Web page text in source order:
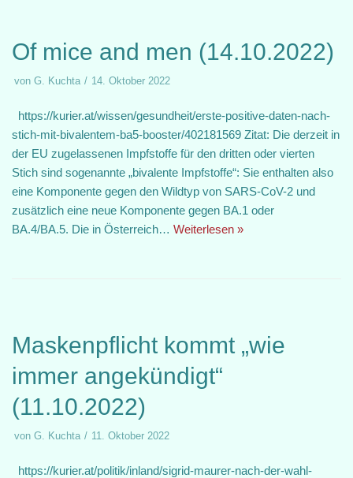
Of mice and men (14.10.2022)
von G. Kuchta 14. Oktober 2022
https://kurier.at/wissen/gesundheit/erste-positive-daten-nach-
stich-mit-bivalentem-ba5-booster/402181569 Zitat: Die derzeit in
der EU zugelassenen Impfstoffe für den dritten oder vierten
Stich sind sogenannte „bivalente Impfstoffe“: Sie enthalten also
eine Komponente gegen den Wildtyp von SARS-CoV-2 und
zusätzlich eine neue Komponente gegen BA.1 oder
BA.4/BA.5. Die in Österreich… Weiterlesen »
Maskenpflicht kommt „wie
immer angekündigt“
(11.10.2022)
von G. Kuchta 11. Oktober 2022
https://kurier.at/politik/inland/sigrid-maurer-nach-der-wahl-